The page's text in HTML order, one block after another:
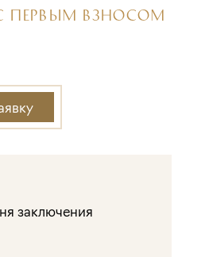
ПЕРВЫМ ВЗНОСОМ
заключения